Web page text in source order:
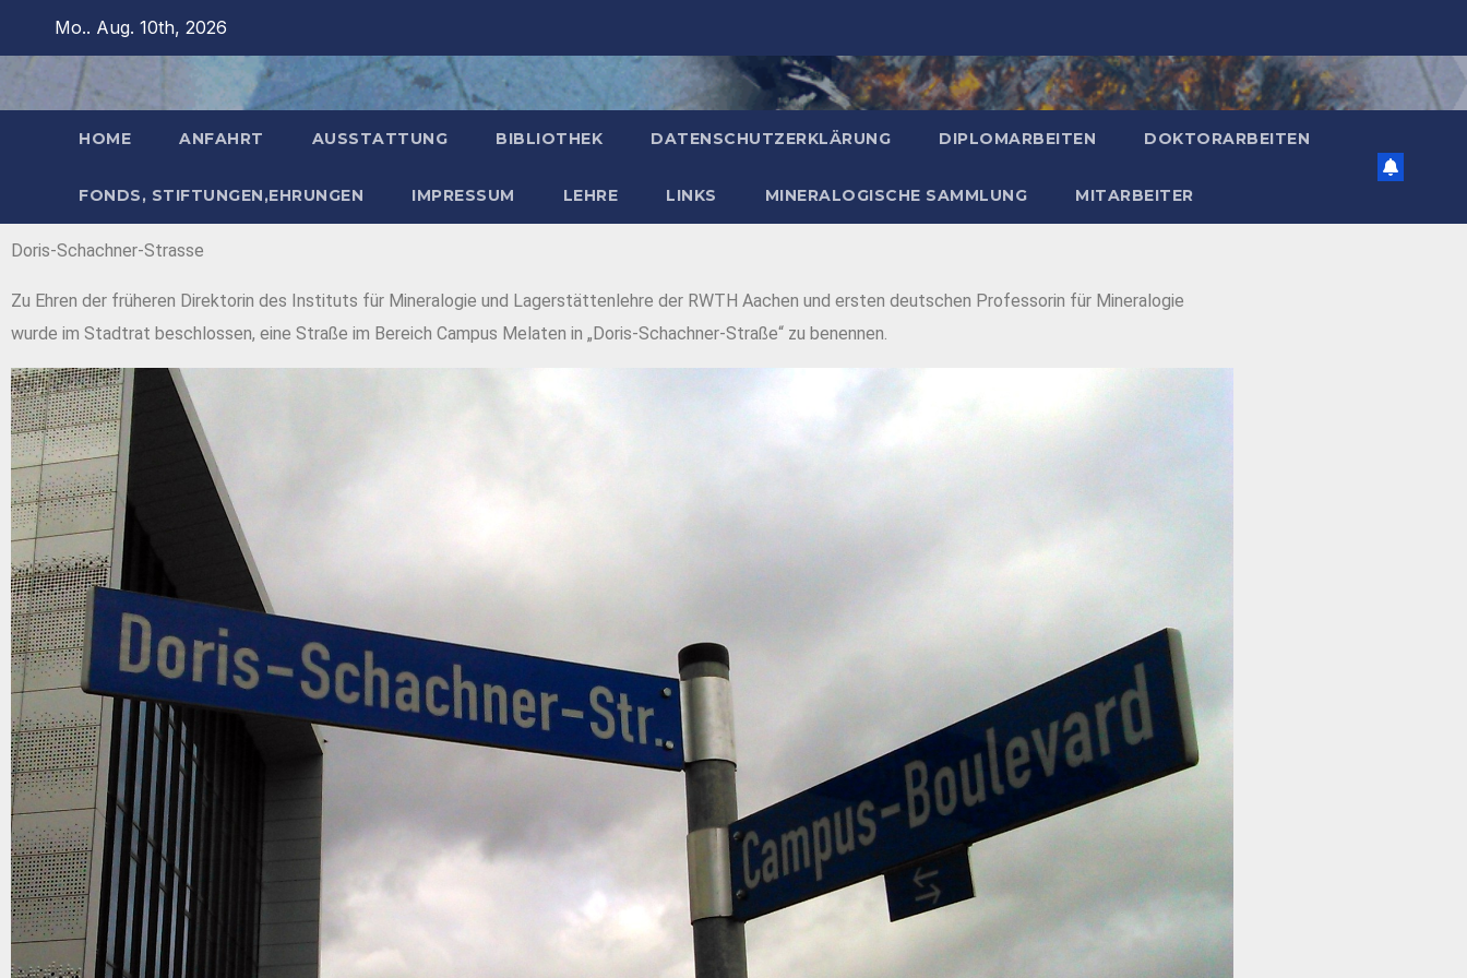
Mo.. Aug. 10th, 2026
HOME ANFAHRT AUSSTATTUNG BIBLIOTHEK DATENSCHUTZERKLÄRUNG DIPLOMARBEITEN DOKTORARBEITEN
FONDS, STIFTUNGEN,EHRUNGEN IMPRESSUM LEHRE LINKS MINERALOGISCHE SAMMLUNG MITARBEITER
Doris-Schachner-Strasse
Zu Ehren der früheren Direktorin des Instituts für Mineralogie und Lagerstättenlehre der RWTH Aachen und ersten deutschen Professorin für Mineralogie
wurde im Stadtrat beschlossen, eine Straße im Bereich Campus Melaten in „Doris-Schachner-Straße“ zu benennen.